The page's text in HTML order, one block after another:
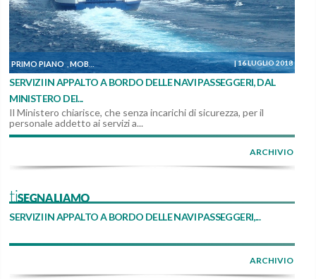
PRIMO PIANO ,MOBILITÀ, TRASPORTO E LOGISTICA ,PERSONALE DIPENDENTE
|16 LUGLIO 2018
SERVIZI IN APPALTO A BORDO DELLE NAVI PASSEGGERI, DAL
MINISTERO DEI...
Il Ministero chiarisce, che senza incarichi di sicurezza, per il
personale addetto ai servizi a...
ARCHIVIO
tiSEGNALIAMO
SERVIZI IN APPALTO A BORDO DELLE NAVI PASSEGGERI,...
ARCHIVIO